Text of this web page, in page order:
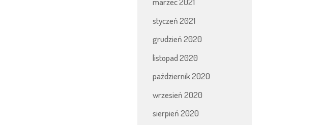
styczeń 2021
grudzień 2020
listopad 2020
październik 2020
wrzesień 2020
sierpień 2020